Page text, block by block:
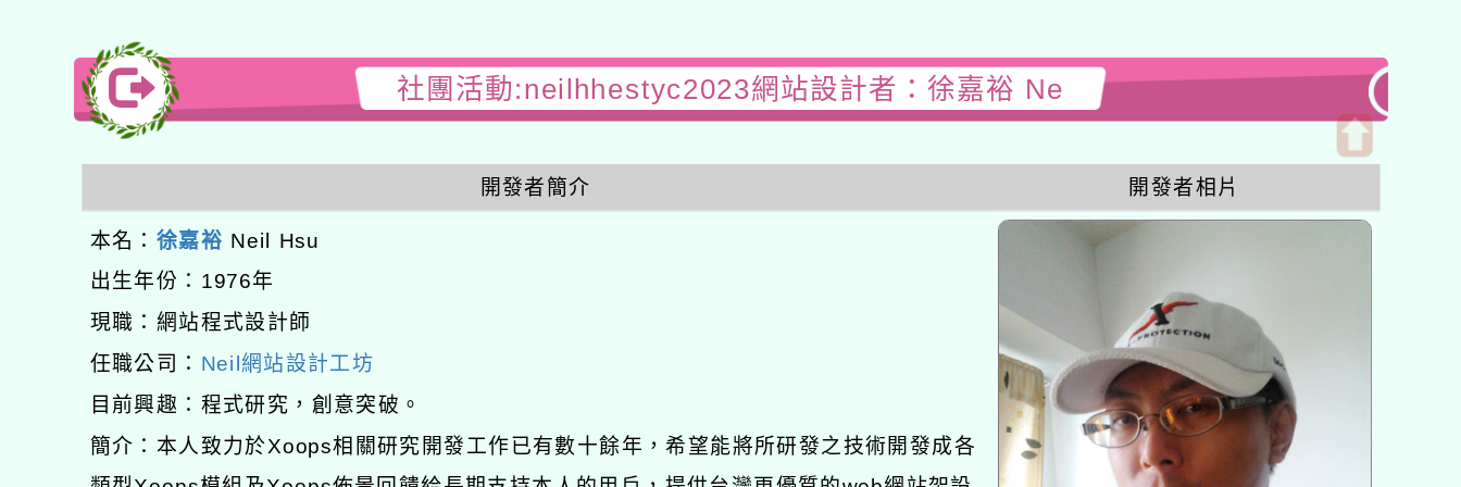
開
上
社團活動:neilhhestyc2023網站設計者：徐嘉裕 Ne
開發者簡介 開發者相片
本名： 徐嘉裕 Neil Hsu
出生年份：1976年
現職：網站程式設計師
任職公司： Neil網站設計工坊
目前興趣：程式研究，創意突破。
簡介：本人致力於Xoops相關研究開發工作已有數十餘年，希望能將所研發之技術開發成各